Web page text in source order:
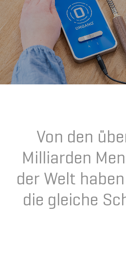
Von den
Milliarden
der Welt
die gleiche